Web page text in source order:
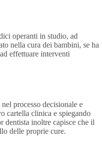
operanti in studio, ad
nella cura dei bambini, se ha
effettuare interventi
processo decisionale e
cartella clinica e spiegando
dentista inoltre capisce che il
delle proprie cure.